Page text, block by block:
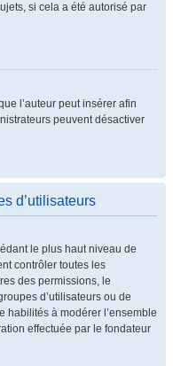
si cela a été autorisé par
l’auteur peut insérer afin
peuvent désactiver
d’utilisateurs
le plus haut niveau de
contrôler toutes les
des permissions, le
d’utilisateurs ou de
habilités à modérer l’ensemble
effectuée par le fondateur